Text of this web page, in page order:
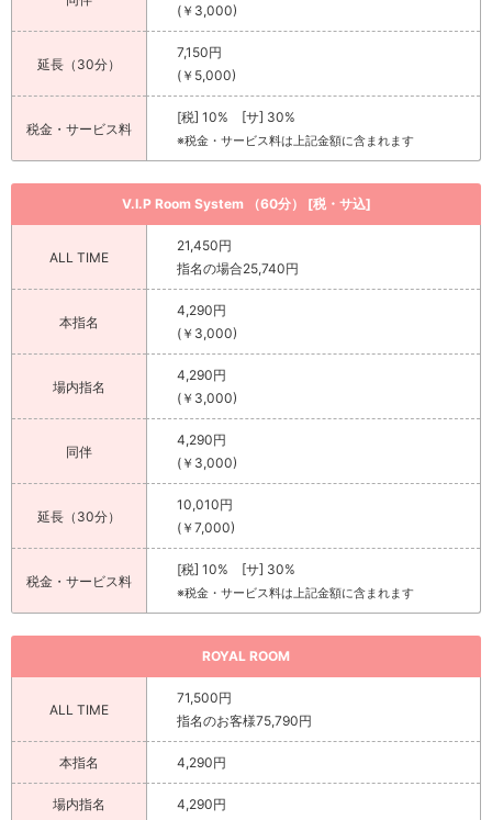
(￥3,000)
延長（30分）
7,150円
(￥5,000)
税金・サービス料
[税] 10% [サ] 30%
※税金・サービス料は上記金額に含まれます
V.I.P Room System （60分） [税・サ込]
ALL TIME
21,450円
指名の場合25,740円
本指名
4,290円
(￥3,000)
場内指名
4,290円
(￥3,000)
同伴
4,290円
(￥3,000)
延長（30分）
10,010円
(￥7,000)
税金・サービス料
[税] 10% [サ] 30%
※税金・サービス料は上記金額に含まれます
ROYAL ROOM
ALL TIME
71,500円
指名のお客様75,790円
本指名 4,290円
場内指名 4,290円